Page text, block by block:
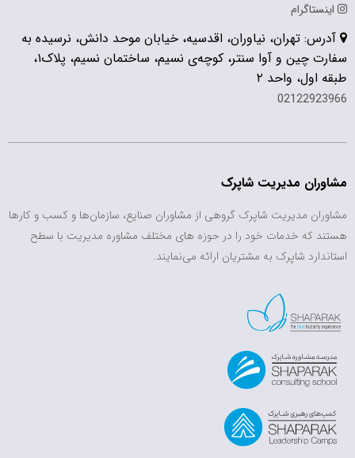
اینستاگرام
آدرس: تهران، نیاوران، اقدسیه، خیابان موحد دانش، نرسیده به
سفارت چین و آوا سنتر، کوچه‌ی نسیم، ساختمان نسیم، پلاک۱،
طبقه اول، واحد ۲
02122923966
مشاوران مدیریت شاپرک
مشاوران مدیریت شاپرک گروهی از مشاوران صنایع، سازمان‌ها و کسب و کارها
هستند که خدمات خود را در حوزه های مختلف مشاوره مدیریت با سطح
استاندارد شاپرک به مشتریان ارائه می‌نمایند.